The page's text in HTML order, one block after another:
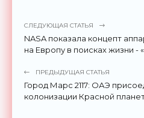
СЛЕДУЮЩАЯ СТАТЬЯ
NASA показала концепт
на Европу в поисках жизни -
ПРЕДЫДУЩАЯ СТАТЬЯ
Город Марс 2117: ОАЭ
колонизации Красной